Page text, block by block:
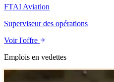
FTAI Aviation
Superviseur des opérations
Voir l'offre
Emplois en vedettes